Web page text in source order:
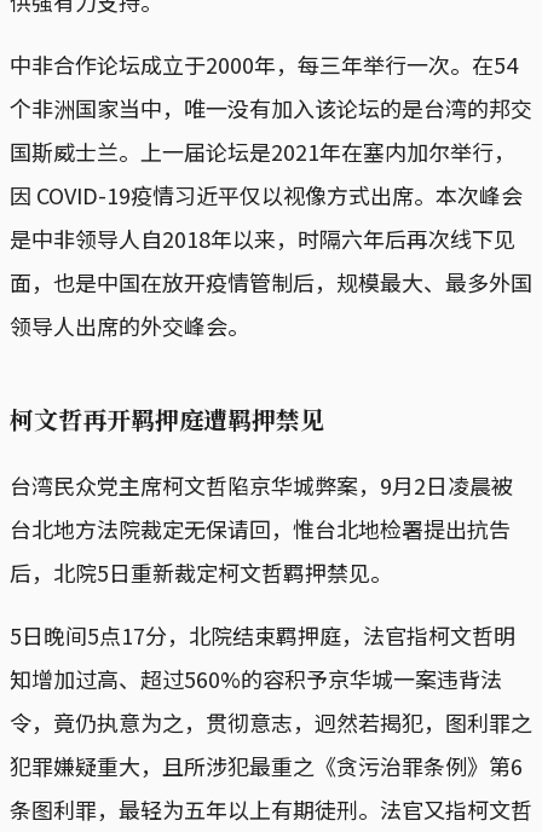
中非合作论坛成立于2000年，每三年举行一次。在54
个非洲国家当中，唯一没有加入该论坛的是台湾的邦交
国斯威士兰。上一届论坛是2021年在塞内加尔举行，
因 COVID-19疫情习近平仅以视像方式出席。本次峰会
是中非领导人自2018年以来，时隔六年后再次线下见
面，也是中国在放开疫情管制后，规模最大、最多外国
领导人出席的外交峰会。
柯文哲再开羁押庭遭羁押禁见
台湾民众党主席柯文哲陷京华城弊案，9月2日凌晨被
台北地方法院裁定无保请回，惟台北地检署提出抗告
后，北院5日重新裁定柯文哲羁押禁见。
5日晚间5点17分，北院结束羁押庭，法官指柯文哲明
知增加过高、超过560%的容积予京华城一案违背法
令，竟仍执意为之，贯彻意志，迥然若揭犯，图利罪之
犯罪嫌疑重大，且所涉犯最重之《贪污治罪条例》第6
条图利罪，最轻为五年以上有期徒刑。法官又指柯文哲